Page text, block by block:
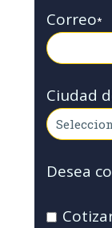
Correo*
Ciudad
Desea